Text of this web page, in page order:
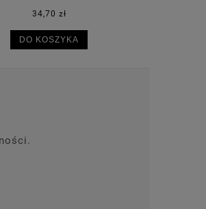
393,90 zł
DO KOSZYKA